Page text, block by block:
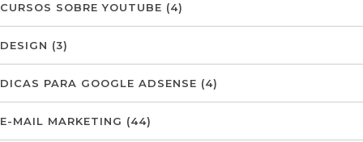
CURSOS SOBRE YOUTUBE (4)
DESIGN (3)
DICAS PARA GOOGLE ADSENSE (4)
E-MAIL MARKETING (44)